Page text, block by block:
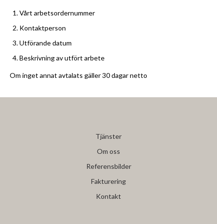
Vårt arbetsordernummer
Kontaktperson
Utförande datum
Beskrivning av utfört arbete
Om inget annat avtalats gäller 30 dagar netto
Tjänster
Om oss
Referensbilder
Fakturering
Kontakt